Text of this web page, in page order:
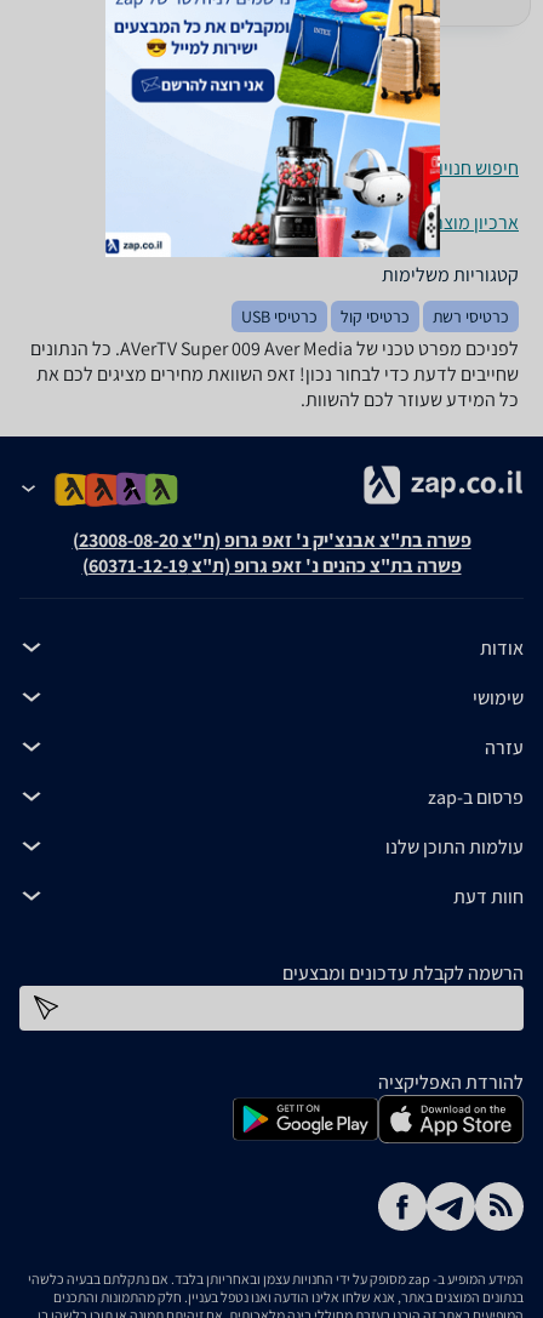
חיפוש חנויות כרטיסי TV ועריכה לפי עיר
ארכיון מוצרים
קטגוריות משלימות
כרטיסי רשת כרטיסי קול כרטיסי USB
לפניכם מפרט טכני של AVerTV Super 009 Aver Media. כל הנתונים
שחייבים לדעת כדי לבחור נכון! זאפ השוואת מחירים מציגים לכם את
כל המידע שעוזר לכם להשוות.
פשרה בת"צ אבנצ'יק נ' זאפ גרופ (ת"צ 23008-08-20)
פשרה בת"צ כהנים נ' זאפ גרופ (ת"צ 60371-12-19)
אודות
שימושי
עזרה
פרסום ב-zap
עולמות התוכן שלנו
חוות דעת
הרשמה לקבלת עדכונים ומבצעים
להורדת האפליקציה
המידע המופיע ב- zap מסופק על ידי החנויות עצמן ובאחריותן בלבד. אם נתקלתם בבעיה כלשהי
בנתונים המוצגים באתר, אנא שלחו אלינו הודעה ואנו נטפל בעניין. חלק מהתמונות והתכנים